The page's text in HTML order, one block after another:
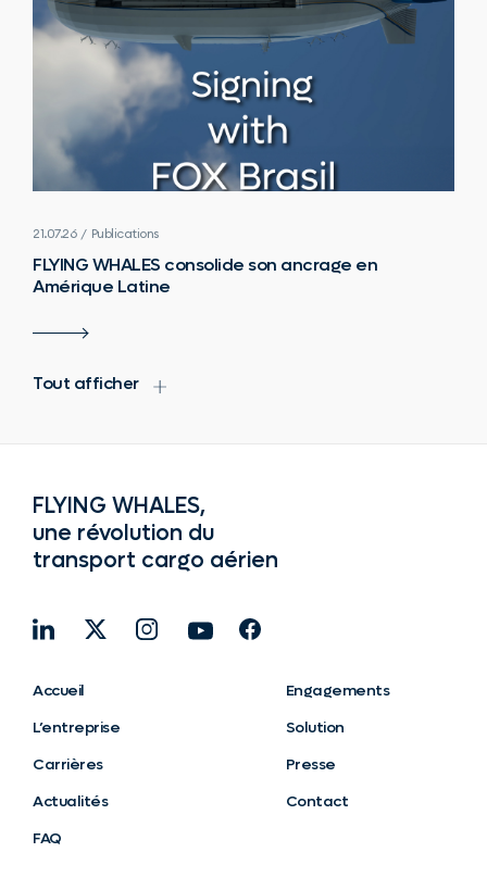
21.07.26 / Publications
FLYING WHALES consolide son ancrage en
Amérique Latine
Tout afficher
FLYING WHALES,
une révolution du
transport cargo aérien
Accueil
Engagements
L’entreprise
Solution
Carrières
Presse
Actualités
Contact
FAQ